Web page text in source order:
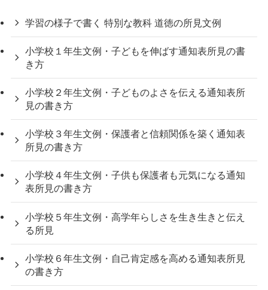
学習の様子で書く 特別な教科 道徳の所見文例
小学校１年生文例・子どもを伸ばす通知表所見の書
き方
小学校２年生文例・子どものよさを伝える通知表所
見の書き方
小学校３年生文例・保護者と信頼関係を築く通知表
所見の書き方
小学校４年生文例・子供も保護者も元気になる通知
表所見の書き方
小学校５年生文例・高学年らしさを生き生きと伝え
る所見
小学校６年生文例・自己肯定感を高める通知表所見
の書き方